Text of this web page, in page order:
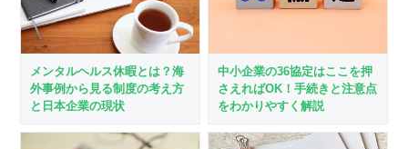
メンタルヘルス休暇とは？海
外事例から見る制度の考え方
と日本企業の現状
中小企業の36協定はここを押
さえればOK！手続きと注意点
をわかりやすく解説